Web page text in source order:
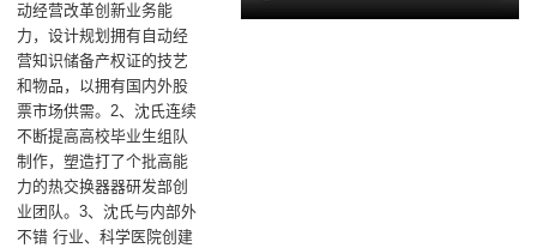
动经营改革创新业务能
力，设计规划拥有自动经
营知识储备产权证的技艺
和物品，以拥有国内外股
票市场供需。2、沈氏连续
不断提高高校毕业生组队
制作，塑造打了个批高能
力的热交换器器研发部创
业团队。3、沈氏与内部外
不错 行业、科学医院创建